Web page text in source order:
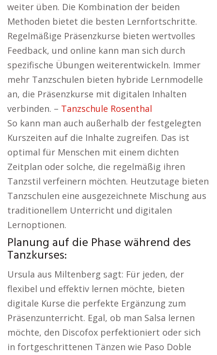
weiter üben. Die Kombination der beiden
Methoden bietet die besten Lernfortschritte.
Regelmäßige Präsenzkurse bieten wertvolles
Feedback, und online kann man sich durch
spezifische Übungen weiterentwickeln. Immer
mehr Tanzschulen bieten hybride Lernmodelle
an, die Präsenzkurse mit digitalen Inhalten
verbinden. – Tanzschule Rosenthal
So kann man auch außerhalb der festgelegten
Kurszeiten auf die Inhalte zugreifen. Das ist
optimal für Menschen mit einem dichten
Zeitplan oder solche, die regelmäßig ihren
Tanzstil verfeinern möchten. Heutzutage bieten
Tanzschulen eine ausgezeichnete Mischung aus
traditionellem Unterricht und digitalen
Lernoptionen.
Planung auf die Phase während des
Tanzkurses:
Ursula aus Miltenberg sagt: Für jeden, der
flexibel und effektiv lernen möchte, bieten
digitale Kurse die perfekte Ergänzung zum
Präsenzunterricht. Egal, ob man Salsa lernen
möchte, den Discofox perfektioniert oder sich
in fortgeschrittenen Tänzen wie Paso Doble